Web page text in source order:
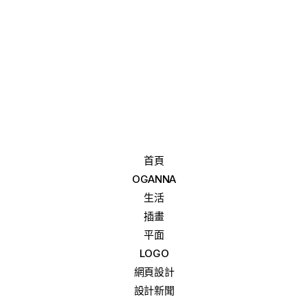
首頁
OGANNA
生活
插畫
平面
LOGO
網頁設計
設計新聞